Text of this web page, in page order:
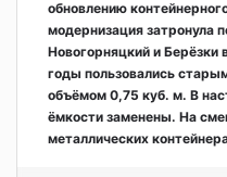
обновлению
модернизация затронула
Новогорняцкий и Берёзки
годы пользовались
объёмом 0,75 куб. м. В
ёмкости заменены. На
металлических